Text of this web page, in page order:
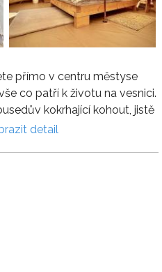
přímo v centru městyse
co patří k životu na vesnici.
kokrhající kohout, jistě
detail